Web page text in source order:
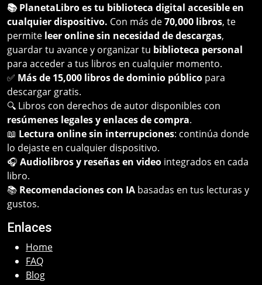
📚 PlanetaLibro es tu biblioteca digital accesible en
cualquier dispositivo. Con más de70,000 libros, te
permite leer online sin necesidad de descargas,
guardar tu avance y organizar tu biblioteca personal
para acceder a tus libros en cualquier momento.
✅ Más de 15,000 libros de dominio público para
descargar gratis.
🔍 Libros con derechos de autor disponibles con
resúmenes legales y enlaces de compra.
📖 Lectura online sin interrupciones: continúa donde
lo dejaste en cualquier dispositivo.
🎧 Audiolibros y reseñas en video integrados en cada
libro.
📚 Recomendaciones con IA basadas en tus lecturas y
gustos.
Enlaces
Home
FAQ
Blog